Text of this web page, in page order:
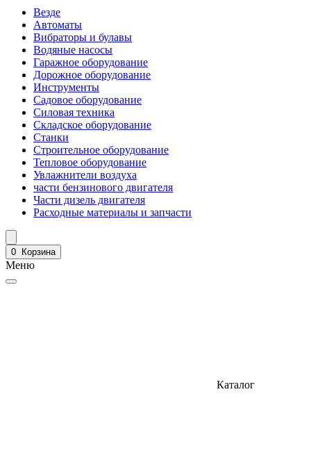
Везде
Автоматы
Вибраторы и булавы
Водяные насосы
Гаражное оборудование
Дорожное оборудование
Инструменты
Садовое оборудование
Силовая техника
Складское оборудование
Станки
Строительное оборудование
Тепловое оборудование
Увлажнители воздуха
части бензинового двигателя
Части дизель двигателя
Расходные материалы и запчасти
0 Корзина
Меню
Каталог